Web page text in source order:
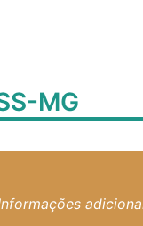
MG